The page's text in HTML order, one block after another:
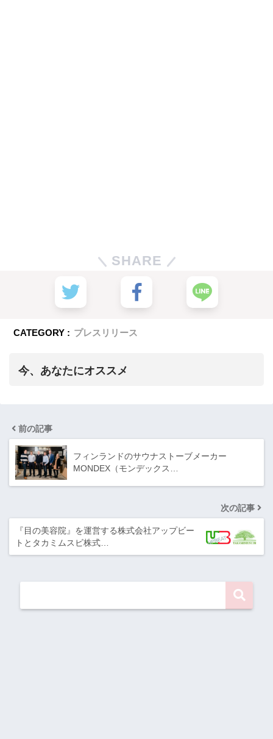
SHARE
CATEGORY : プレスリリース
今、あなたにオススメ
前の記事
フィンランドのサウナストーブメーカー
MONDEX（モンデックス…
次の記事
『目の美容院』を運営する株式会社アップビー
トとタカミムスビ株式…